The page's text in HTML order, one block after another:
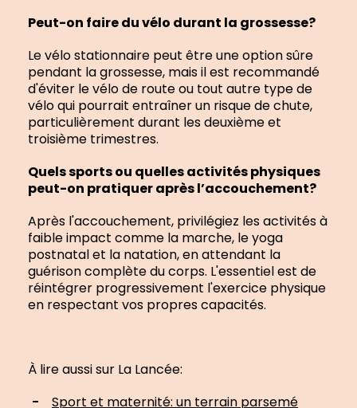
Peut-on faire du vélo durant la grossesse?
Le vélo stationnaire peut être une option sûre
pendant la grossesse, mais il est recommandé
d'éviter le vélo de route ou tout autre type de
vélo qui pourrait entraîner un risque de chute,
particulièrement durant les deuxième et
troisième trimestres.
Quels sports ou quelles activités physiques
peut-on pratiquer après l’accouchement?
Après l'accouchement, privilégiez les activités à
faible impact comme la marche, le yoga
postnatal et la natation, en attendant la
guérison complète du corps. L'essentiel est de
réintégrer progressivement l'exercice physique
en respectant vos propres capacités.
À lire aussi sur La Lancée:
Sport et maternité: un terrain parsemé